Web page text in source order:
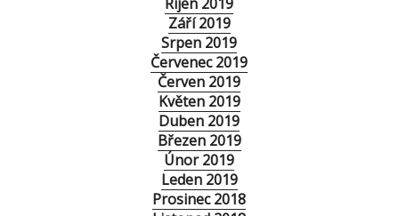
Září 2019
Srpen 2019
Červenec 2019
Červen 2019
Květen 2019
Duben 2019
Březen 2019
Únor 2019
Leden 2019
Prosinec 2018